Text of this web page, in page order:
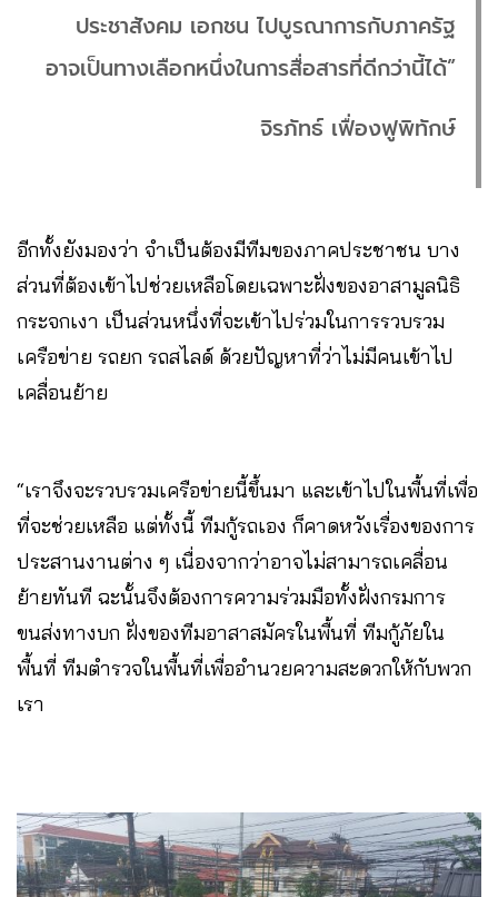
ประชาสังคม เอกชน ไปบูรณาการกับภาครัฐ
อาจเป็นทางเลือกหนึ่งในการสื่อสารที่ดีกว่านี้ได้”
จิรภัทธ์ เฟื่องฟูพิทักษ์
อีกทั้งยังมองว่า จำเป็นต้องมีทีมของภาคประชาชน บาง
ส่วนที่ต้องเข้าไปช่วยเหลือโดยเฉพาะฝั่งของอาสามูลนิธิ
กระจกเงา เป็นส่วนหนึ่งที่จะเข้าไปร่วมในการรวบรวม
เครือข่าย รถยก รถสไลด์ ด้วยปัญหาที่ว่าไม่มีคนเข้าไป
เคลื่อนย้าย
“เราจึงจะรวบรวมเครือข่ายนี้ขึ้นมา และเข้าไปในพื้นที่เพื่อ
ที่จะช่วยเหลือ แต่ทั้งนี้ ทีมกู้รถเอง ก็คาดหวังเรื่องของการ
ประสานงานต่าง ๆ เนื่องจากว่าอาจไม่สามารถเคลื่อน
ย้ายทันที ฉะนั้นจึงต้องการความร่วมมือทั้งฝั่งกรมการ
ขนส่งทางบก ฝั่งของทีมอาสาสมัครในพื้นที่ ทีมกู้ภัยใน
พื้นที่ ทีมตำรวจในพื้นที่เพื่ออำนวยความสะดวกให้กับพวก
เรา